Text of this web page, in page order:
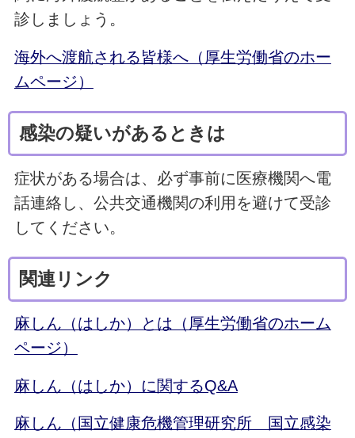
診しましょう。
海外へ渡航される皆様へ（厚生労働省のホー
ムページ）
感染の疑いがあるときは
症状がある場合は、必ず事前に医療機関へ電
話連絡し、公共交通機関の利用を避けて受診
してください。
関連リンク
麻しん（はしか）とは（厚生労働省のホーム
ページ）
麻しん（はしか）に関するQ&A
麻しん（国立健康危機管理研究所 国立感染